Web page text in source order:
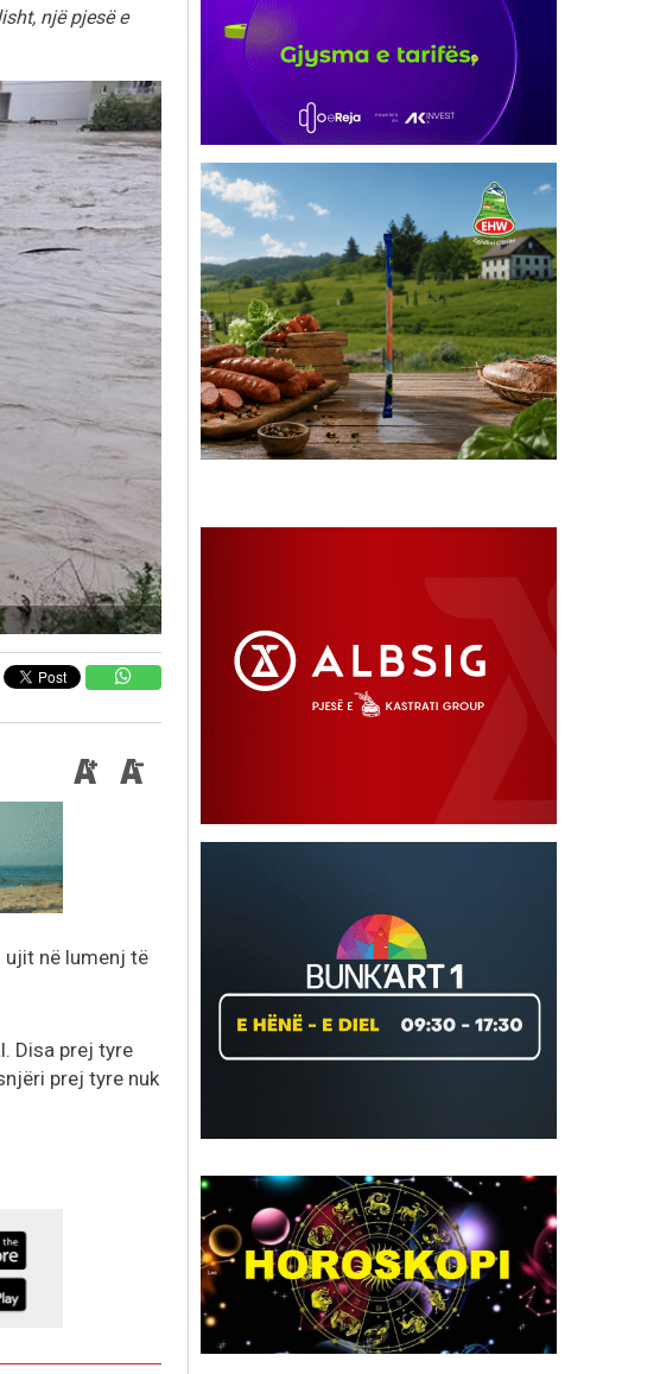
një pjesë e
ujit në lumenj të
Disa prej tyre
prej tyre nuk